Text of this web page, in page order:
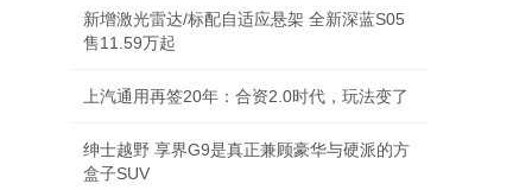
新增激光雷达/标配自适应悬架 全新深蓝S05
售11.59万起
上汽通用再签20年：合资2.0时代，玩法变了
绅士越野 享界G9是真正兼顾豪华与硬派的方
盒子SUV